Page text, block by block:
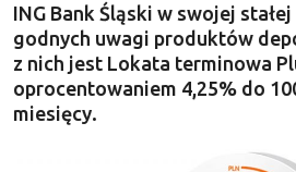
ING Bank Śląski w swojej
godnych uwagi produktów
z nich jest Lokata terminowa
oprocentowaniem 4,25% do
miesięcy.